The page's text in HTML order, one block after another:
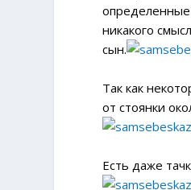
определенные
никакого
сын.
Так как
от стоянки
Есть даже